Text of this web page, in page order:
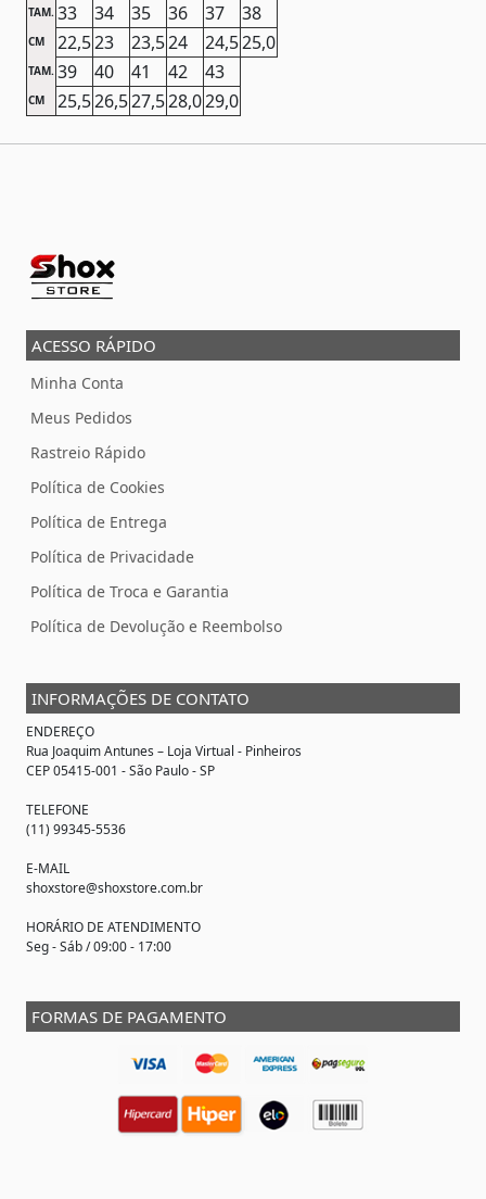
TAM. 33 34 35 36 37 38
CM 22,523 23,524 24,525,0
TAM. 39 40 41 42 43
CM 25,526,527,528,029,0
ACESSO RÁPIDO
Minha Conta
Meus Pedidos
Rastreio Rápido
Política de Cookies
Política de Entrega
Política de Privacidade
Política de Troca e Garantia
Política de Devolução e Reembolso
INFORMAÇÕES DE CONTATO
ENDEREÇO
Rua Joaquim Antunes – Loja Virtual - Pinheiros
CEP 05415-001 - São Paulo - SP
TELEFONE
(11) 99345-5536
E-MAIL
shoxstore@shoxstore.com.br
HORÁRIO DE ATENDIMENTO
Seg - Sáb / 09:00 - 17:00
FORMAS DE PAGAMENTO